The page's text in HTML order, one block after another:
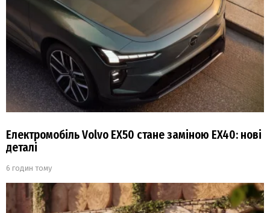
Електромобіль Volvo EX50 стане заміною EX40: нові
деталі
6 годин тому